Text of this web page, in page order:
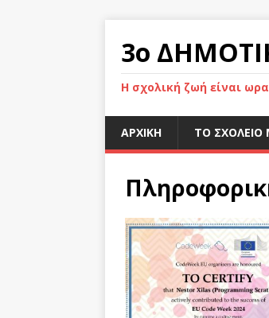
3ο
Η σχολική ζωή είναι
ΑΡΧΙΚΉ ΤΟ ΣΧΟΛΕΙΟ